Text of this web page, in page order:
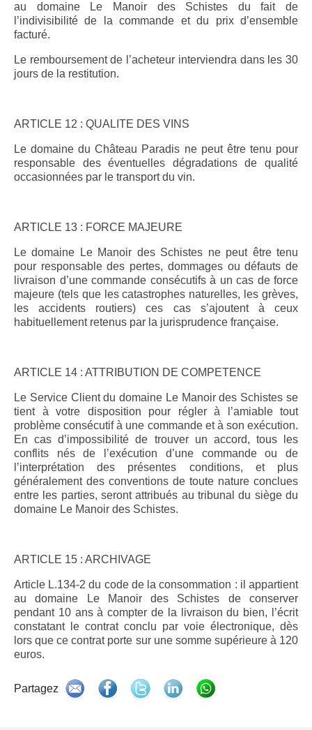
au domaine Le Manoir des Schistes du fait de
l’indivisibilité de la commande et du prix d’ensemble
facturé.
Le remboursement de l’acheteur interviendra dans les 30
jours de la restitution.
ARTICLE 12 : QUALITE DES VINS
Le domaine du Château Paradis ne peut être tenu pour
responsable des éventuelles dégradations de qualité
occasionnées par le transport du vin.
ARTICLE 13 : FORCE MAJEURE
Le domaine Le Manoir des Schistes ne peut être tenu
pour responsable des pertes, dommages ou défauts de
livraison d’une commande consécutifs à un cas de force
majeure (tels que les catastrophes naturelles, les grèves,
les accidents routiers) ces cas s’ajoutent à ceux
habituellement retenus par la jurisprudence française.
ARTICLE 14 : ATTRIBUTION DE COMPETENCE
Le Service Client du domaine Le Manoir des Schistes se
tient à votre disposition pour régler à l’amiable tout
problème consécutif à une commande et à son exécution.
En cas d’impossibilité de trouver un accord, tous les
conflits nés de l’exécution d’une commande ou de
l’interprétation des présentes conditions, et plus
généralement des conventions de toute nature conclues
entre les parties, seront attribués au tribunal du siège du
domaine Le Manoir des Schistes.
ARTICLE 15 : ARCHIVAGE
Article L.134-2 du code de la consommation : il appartient
au domaine Le Manoir des Schistes de conserver
pendant 10 ans à compter de la livraison du bien, l’écrit
constatant le contrat conclu par voie électronique, dès
lors que ce contrat porte sur une somme supérieure à 120
euros.
Partagez